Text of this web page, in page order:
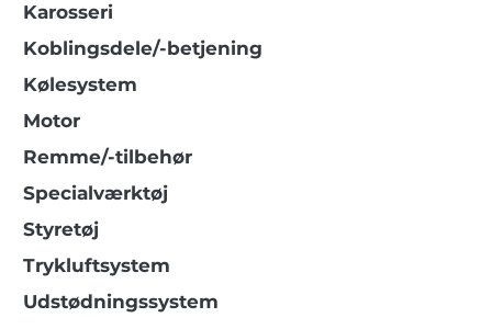
Karosseri
Koblingsdele/-betjening
Kølesystem
Motor
Remme/-tilbehør
Specialværktøj
Styretøj
Trykluftsystem
Udstødningssystem